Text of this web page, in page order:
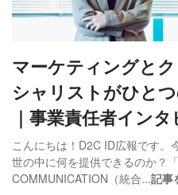
マーケティングと
シャリストがひと
｜事業責任者イン
こんにちは！D2C ID広報です
世の中に何を提供できるのか？
COMMUNICATION（統合...記事